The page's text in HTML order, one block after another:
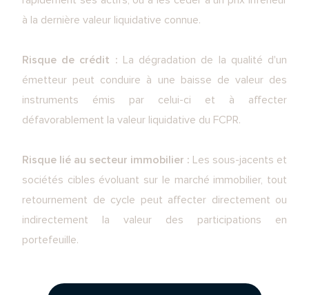
à la dernière valeur liquidative connue.
Risque de crédit : La dégradation de la qualité d'un
émetteur peut conduire à une baisse de valeur des
instruments émis par celui-ci et à affecter
défavorablement la valeur liquidative du FCPR.
Risque lié au secteur immobilier : Les sous-jacents et
sociétés cibles évoluant sur le marché immobilier, tout
retournement de cycle peut affecter directement ou
indirectement la valeur des participations en
portefeuille.